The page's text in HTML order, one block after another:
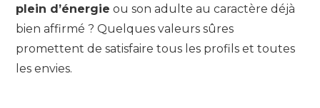
plein d’énergie ou son adulte au caractère déjà
bien affirmé ? Quelques valeurs sûres
promettent de satisfaire tous les profils et toutes
les envies.